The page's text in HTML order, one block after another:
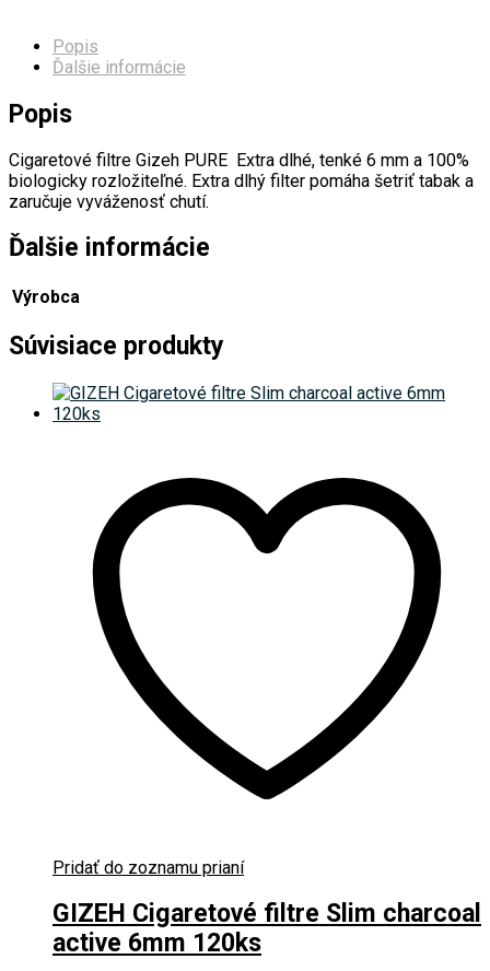
Popis
Ďalšie informácie
Popis
Cigaretové filtre Gizeh PURE Extra dlhé, tenké 6 mm a 100%
biologicky rozložiteľné. Extra dlhý filter pomáha šetriť tabak a
zaručuje vyváženosť chutí.
Ďalšie informácie
Výrobca
Súvisiace produkty
Pridať do zoznamu prianí
GIZEH Cigaretové filtre Slim charcoal
active 6mm 120ks